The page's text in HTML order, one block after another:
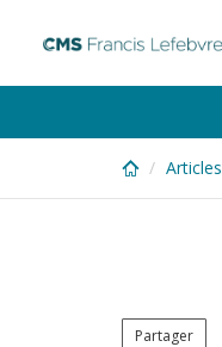
content
Articles
Partager